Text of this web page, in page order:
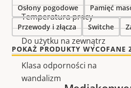
Temperatura pracy
Do użytku na zewnątrz
Klasa odporności na
wandalizm
Osłony pogodowe Pamięć
Przewody i złącza Switche
POKAŻ PRODUKTY WYCOFANE